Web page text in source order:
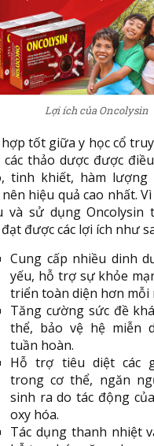
Lợi ích của Oncolysin
hợp tốt giữa y học cổ
các thảo dược được
tinh khiết, hàm
hiệu quả cao nhất.
và sử dụng Oncolysin
được các lợi ích như
Cung cấp nhiều dinh
yếu, hỗ trợ sự khỏe
triển toàn diện hơn mỗi
Tăng cường sức đề
thể, bảo vệ hệ miễn
tuần hoàn.
Hỗ trợ tiêu diệt các
trong cơ thể, ngăn
sinh ra do tác động
oxy hóa.
Tác dụng thanh nhiệt